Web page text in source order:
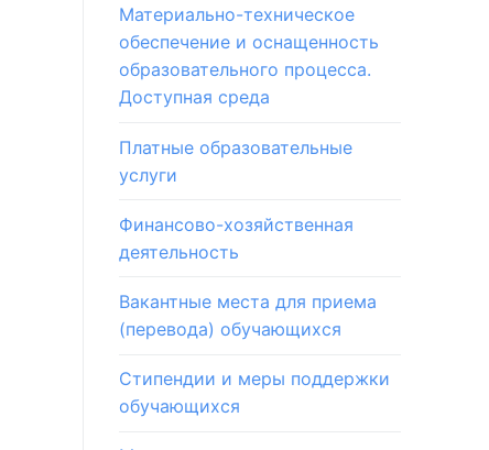
Материально-техническое
обеспечение и оснащенность
образовательного процесса.
Доступная среда
Платные образовательные
услуги
Финансово-хозяйственная
деятельность
Вакантные места для приема
(перевода) обучающихся
Стипендии и меры поддержки
обучающихся